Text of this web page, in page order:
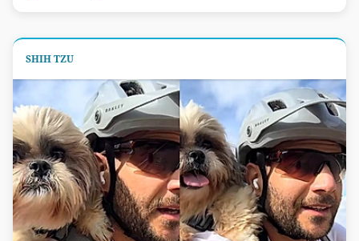
SHIH TZU